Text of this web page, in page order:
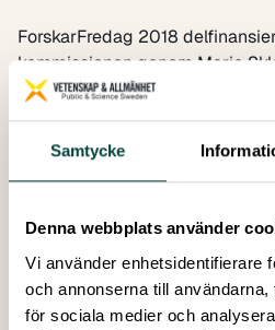
Samtycke
Denna webbplats använder
Vi använder enhetsidentifierare
och annonserna till
för sociala medier och
ForskarFredag 2018
kommissionen genom Marie
en del av Horizon 2020, GA
samarbetspartners var AFA
Innovations- och
Jernkontoret, Kungl.
Sveriges universitetslärare och
Stiftelserna och Åforsk.